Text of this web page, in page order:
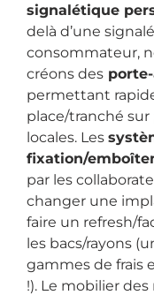
signalétique
delà d’une
consommateur,
créons des
permettant
place/tranché sur
locales. Les
fixation/
par les
changer une
faire un refresh/
les bacs/rayons
gammes de frais
!). Le mobilier